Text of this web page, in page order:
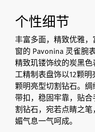
个性细节
丰富多面，精致优雅
窗的 Pavonina 灵雀腕
精致玑镂饰纹的炭黑
工精制表盘饰以12颗
颗明亮型切割钻石。
带扣，稳固牢靠，贴
割钻石，宛若点睛之
媚气息一气呵成。